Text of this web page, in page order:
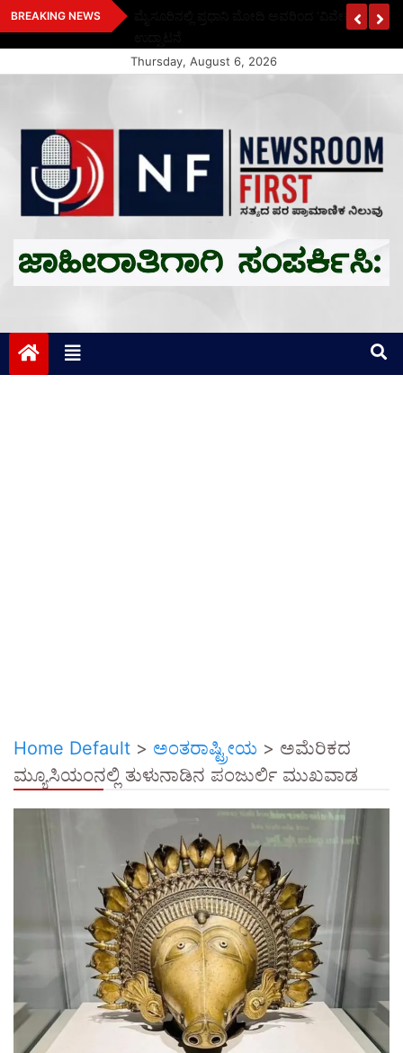
Skip
to
BREAKING NEWS
ಪದಕ
ಮೈಸೂರಿನಲ್ಲಿ ಪ್ರಧಾನಿ ಮೋದಿ ಅವರಿಂದ ‘ವಿವೇಕ ಸ್ಮಾರಕ’
Thursday, August 6, 2026
Newsroom First
Home Default > ಅಂತರಾಷ್ಟ್ರೀಯ > ಅಮೆರಿಕದ
ಮ್ಯೂಸಿಯಂನಲ್ಲಿ ತುಳುನಾಡಿನ ಪಂಜುರ್ಲಿ ಮುಖವಾಡ